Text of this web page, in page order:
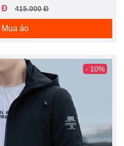
Đ
415.000 Đ
áo
- 10%